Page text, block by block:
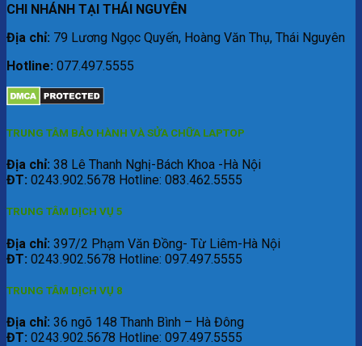
CHI NHÁNH TẠI THÁI NGUYÊN
Địa chỉ: 79 Lương Ngọc Quyến, Hoàng Văn Thụ, Thái Nguyên
Hotline: 077.497.5555
TRUNG TÂM BẢO HÀNH VÀ SỬA CHỮA LAPTOP
Địa chỉ: 38 Lê Thanh Nghị-Bách Khoa -Hà Nội
ĐT: 0243.902.5678 Hotline: 083.462.5555
TRUNG TÂM DỊCH VỤ 5
Địa chỉ: 397/2 Phạm Văn Đồng- Từ Liêm-Hà Nội
ĐT: 0243.902.5678 Hotline: 097.497.5555
TRUNG TÂM DỊCH VỤ 8
Địa chỉ: 36 ngõ 148 Thanh Bình – Hà Đông
ĐT: 0243.902.5678 Hotline: 097.497.5555